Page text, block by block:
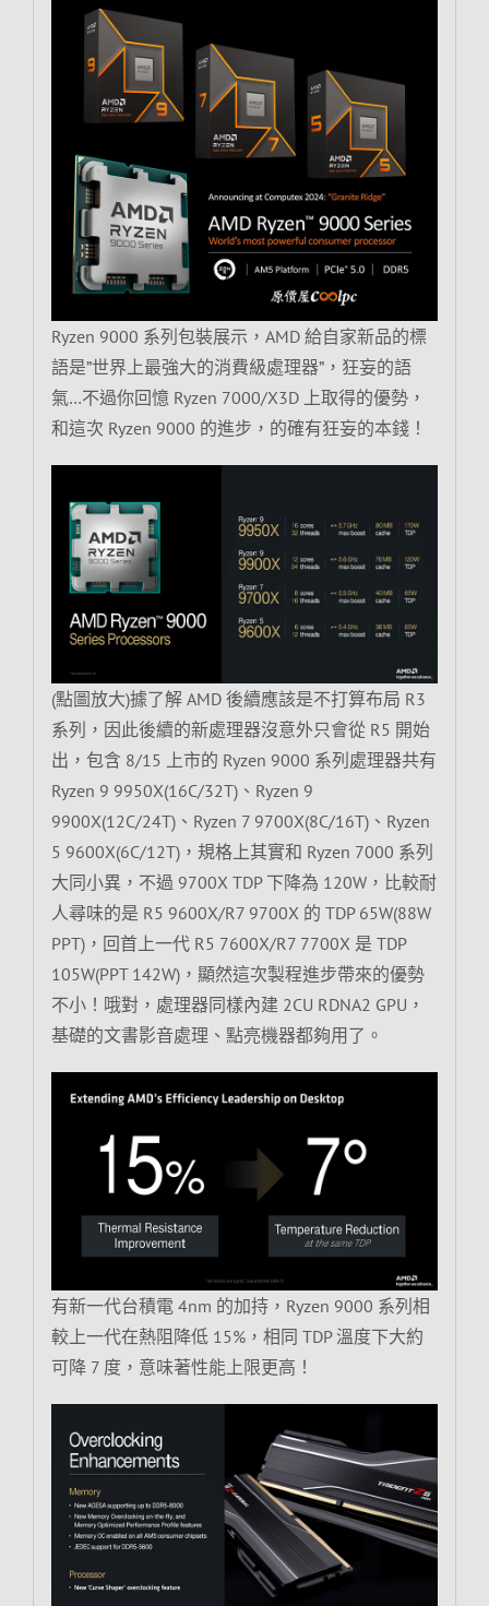
Ryzen 9000 系列包裝展示，AMD 給自家新品的標
語是”世界上最強大的消費級處理器”，狂妄的語
氣…不過你回憶 Ryzen 7000/X3D 上取得的優勢，
和這次 Ryzen 9000 的進步，的確有狂妄的本錢！
(點圖放大)據了解 AMD 後續應該是不打算布局 R3
系列，因此後續的新處理器沒意外只會從 R5 開始
出，包含 8/15 上市的 Ryzen 9000 系列處理器共有
Ryzen 9 9950X(16C/32T)、Ryzen 9
9900X(12C/24T)、Ryzen 7 9700X(8C/16T)、Ryzen
5 9600X(6C/12T)，規格上其實和 Ryzen 7000 系列
大同小異，不過 9700X TDP 下降為 120W，比較耐
人尋味的是 R5 9600X/R7 9700X 的 TDP 65W(88W
PPT)，回首上一代 R5 7600X/R7 7700X 是 TDP
105W(PPT 142W)，顯然這次製程進步帶來的優勢
不小！哦對，處理器同樣內建 2CU RDNA2 GPU，
基礎的文書影音處理、點亮機器都夠用了。
有新一代台積電 4nm 的加持，Ryzen 9000 系列相
較上一代在熱阻降低 15%，相同 TDP 溫度下大約
可降 7 度，意味著性能上限更高！